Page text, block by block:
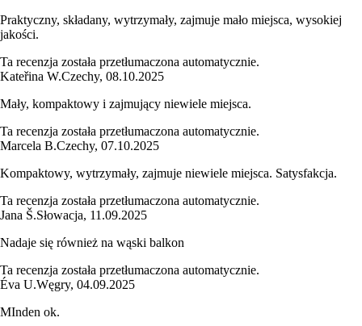
Praktyczny, składany, wytrzymały, zajmuje mało miejsca, wysokiej
jakości.
Ta recenzja została przetłumaczona automatycznie.
Kateřina W.Czechy, 08.10.2025
Mały, kompaktowy i zajmujący niewiele miejsca.
Ta recenzja została przetłumaczona automatycznie.
Marcela B.Czechy, 07.10.2025
Kompaktowy, wytrzymały, zajmuje niewiele miejsca. Satysfakcja.
Ta recenzja została przetłumaczona automatycznie.
Jana Š.Słowacja, 11.09.2025
Nadaje się również na wąski balkon
Ta recenzja została przetłumaczona automatycznie.
Éva U.Węgry, 04.09.2025
MInden ok.